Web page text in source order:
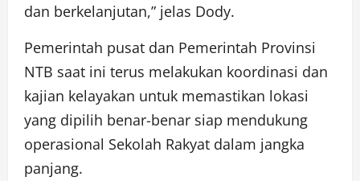
dan berkelanjutan,” jelas Dody.
Pemerintah pusat dan Pemerintah Provinsi
NTB saat ini terus melakukan koordinasi dan
kajian kelayakan untuk memastikan lokasi
yang dipilih benar-benar siap mendukung
operasional Sekolah Rakyat dalam jangka
panjang.